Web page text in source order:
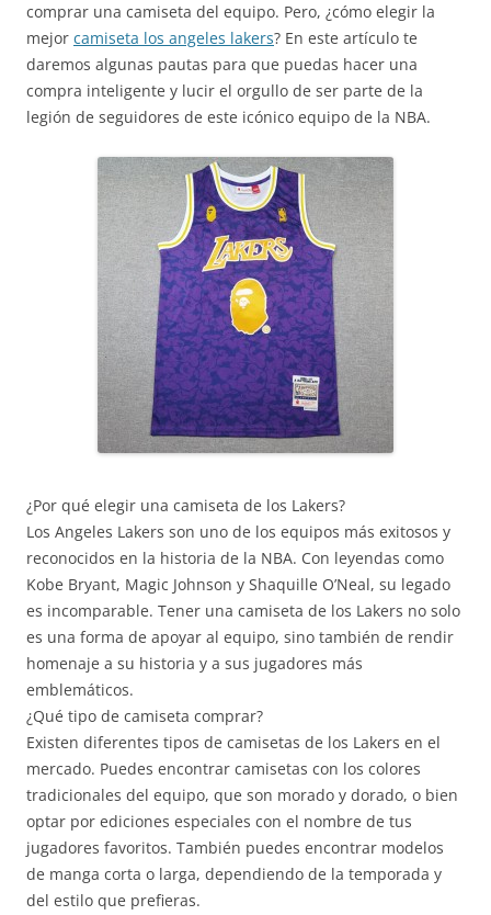
comprar una camiseta del equipo. Pero, ¿cómo elegir la
mejor camiseta los angeles lakers? En este artículo te
daremos algunas pautas para que puedas hacer una
compra inteligente y lucir el orgullo de ser parte de la
legión de seguidores de este icónico equipo de la NBA.
¿Por qué elegir una camiseta de los Lakers?
Los Angeles Lakers son uno de los equipos más exitosos y
reconocidos en la historia de la NBA. Con leyendas como
Kobe Bryant, Magic Johnson y Shaquille O’Neal, su legado
es incomparable. Tener una camiseta de los Lakers no solo
es una forma de apoyar al equipo, sino también de rendir
homenaje a su historia y a sus jugadores más
emblemáticos.
¿Qué tipo de camiseta comprar?
Existen diferentes tipos de camisetas de los Lakers en el
mercado. Puedes encontrar camisetas con los colores
tradicionales del equipo, que son morado y dorado, o bien
optar por ediciones especiales con el nombre de tus
jugadores favoritos. También puedes encontrar modelos
de manga corta o larga, dependiendo de la temporada y
del estilo que prefieras.